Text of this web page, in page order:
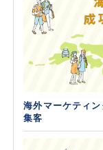
海外マーケティ
集客